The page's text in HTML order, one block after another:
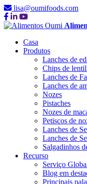
lisa@oumifoods.com
Casa
Produtos
Lanches de
Chips de
Lanches de
Lanches de
Nozes
Pistaches
Nozes de
Petiscos de
Lanches de
Lanches de
Salgadinhos
Recurso
Serviço
Blog em
Principais